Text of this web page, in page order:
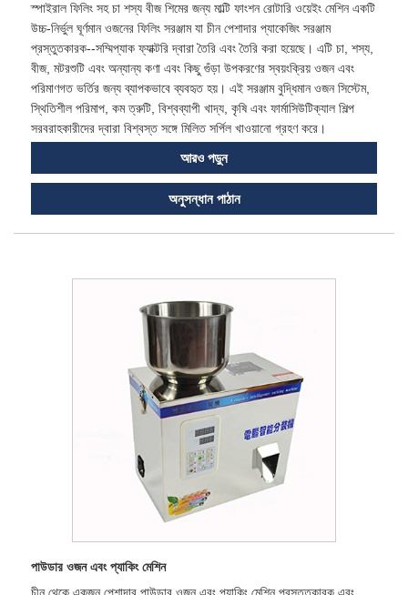
স্পাইরাল ফিলিং সহ চা শস্য বীজ শিমের জন্য মাল্টি ফাংশন রোটারি ওয়েইং মেশিন একটি
উচ্চ-নির্ভুল ঘূর্ণমান ওজনের ফিলিং সরঞ্জাম যা চীন পেশাদার প্যাকেজিং সরঞ্জাম
প্রস্তুতকারক--সম্মিপ্যাক ফ্যাক্টরি দ্বারা তৈরি এবং তৈরি করা হয়েছে। এটি চা, শস্য,
বীজ, মটরশুটি এবং অন্যান্য কণা এবং কিছু গুঁড়া উপকরণের স্বয়ংক্রিয় ওজন এবং
পরিমাণগত ভর্তির জন্য ব্যাপকভাবে ব্যবহৃত হয়। এই সরঞ্জাম বুদ্ধিমান ওজন সিস্টেম,
স্থিতিশীল পরিমাপ, কম ত্রুটি, বিশ্বব্যাপী খাদ্য, কৃষি এবং ফার্মাসিউটিক্যাল শিল্প
সরবরাহকারীদের দ্বারা বিশ্বস্ত সঙ্গে মিলিত সর্পিল খাওয়ানো গ্রহণ করে।
আরও পড়ুন
অনুসন্ধান পাঠান
পাউডার ওজন এবং প্যাকিং মেশিন
চীন থেকে একজন পেশাদার পাউডার ওজন এবং প্যাকিং মেশিন প্রস্তুতকারক এবং